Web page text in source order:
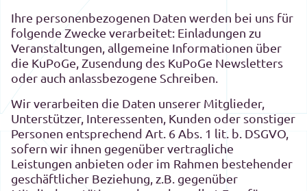
Ihre personenbezogenen Daten werden bei uns für
folgende Zwecke verarbeitet: Einladungen zu
Veranstaltungen, allgemeine Informationen über
die KuPoGe, Zusendung des KuPoGe Newsletters
oder auch anlassbezogene Schreiben.
Wir verarbeiten die Daten unserer Mitglieder,
Unterstützer, Interessenten, Kunden oder sonstiger
Personen entsprechend Art. 6 Abs. 1 lit. b. DSGVO,
sofern wir ihnen gegenüber vertragliche
Leistungen anbieten oder im Rahmen bestehender
geschäftlicher Beziehung, z.B. gegenüber